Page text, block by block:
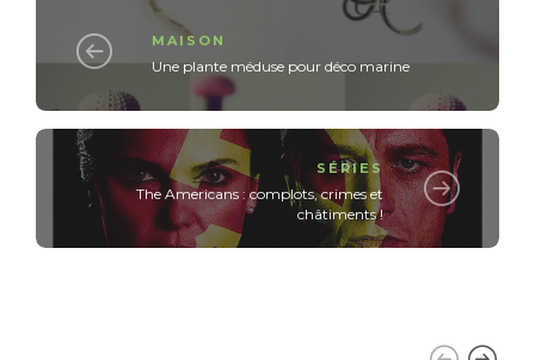
MAISON
Une plante méduse pour déco marine
SÉRIES
The Americans : complots, crimes et
châtiments !